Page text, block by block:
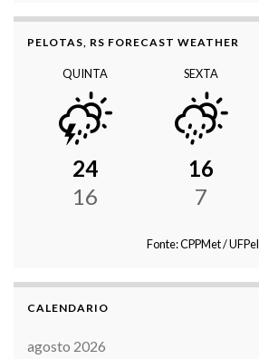
PELOTAS, RS FORECAST WEATHER
QUINTA
24
16
SEXTA
16
7
Fonte: CPPMet / UFPel
CALENDARIO
agosto 2026